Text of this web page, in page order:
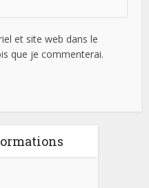
et site web dans le
que je commenterai.